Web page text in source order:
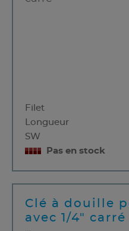
Filet
Longueur
SW
Pas en stock
Clé à douille
avec 1/4" carré